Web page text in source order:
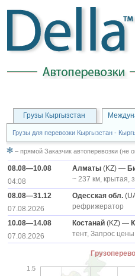
Грузы Кыргызстан
Грузы для перевозки Кыргызстан -
– прямой Заказчик автоперевозки (не
08.08—10.08 Алматы (KZ) —
04:08
~ 237 км, крытая,
08.08—31.12
Одесская обл.
07.08.2026
рефрижератор
10.08—14.08
Костанай (KZ) —
07.08.2026
1.5